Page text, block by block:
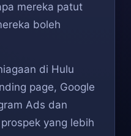
mereka patut
boleh
di Hulu
page, Google
Ads dan
yang lebih